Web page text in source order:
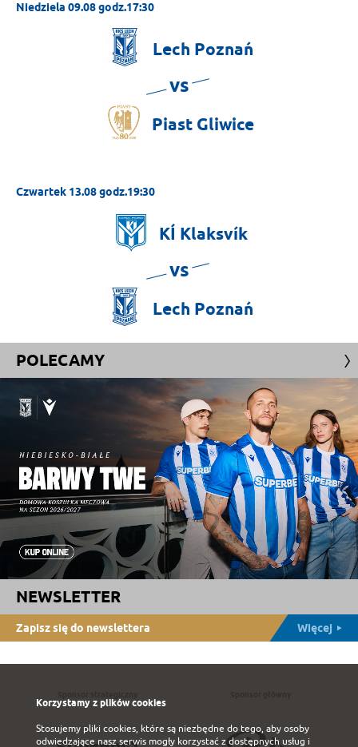
Niedziela 09.08 godz.17:30
Lech Poznań
vs
Piast Gliwice
Czwartek 13.08 godz.19:30
KÍ Klaksvík
vs
Lech Poznań
POLECAMY
NEWSLETTER
Zapisz się do newslettera Więcej
Korzystamy z plików cookies
Stosujemy pliki cookies, które są niezbędne do tego, aby osoby
odwiedzające nasz serwis mogły korzystać z dostępnych usług i